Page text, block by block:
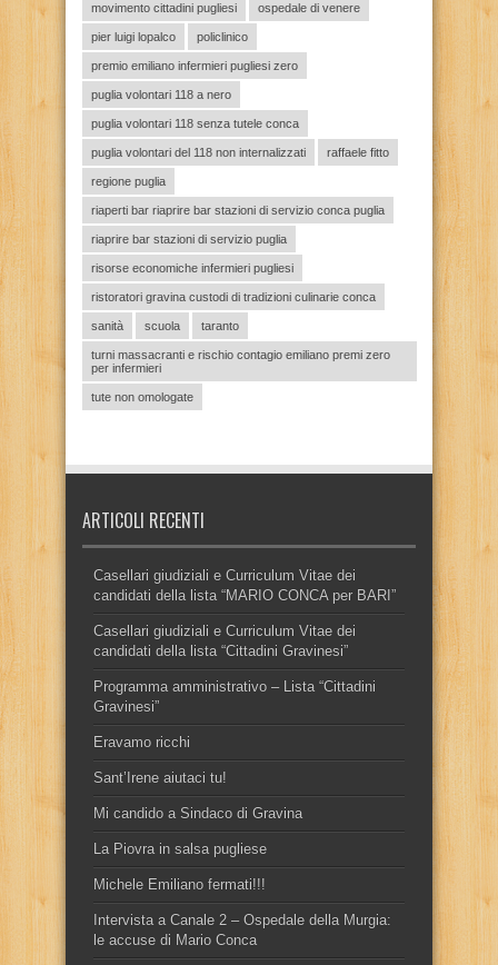
movimento cittadini pugliesi ospedale di venere
pier luigi lopalco policlinico
premio emiliano infermieri pugliesi zero
puglia volontari 118 a nero
puglia volontari 118 senza tutele conca
puglia volontari del 118 non internalizzati raffaele fitto
regione puglia
riaperti bar riaprire bar stazioni di servizio conca puglia
riaprire bar stazioni di servizio puglia
risorse economiche infermieri pugliesi
ristoratori gravina custodi di tradizioni culinarie conca
sanità scuola taranto
turni massacranti e rischio contagio emiliano premi zero
per infermieri
tute non omologate
ARTICOLI RECENTI
Casellari giudiziali e Curriculum Vitae dei
candidati della lista “MARIO CONCA per BARI”
Casellari giudiziali e Curriculum Vitae dei
candidati della lista “Cittadini Gravinesi”
Programma amministrativo – Lista “Cittadini
Gravinesi”
Eravamo ricchi
Sant’Irene aiutaci tu!
Mi candido a Sindaco di Gravina
La Piovra in salsa pugliese
Michele Emiliano fermati!!!
Intervista a Canale 2 – Ospedale della Murgia:
le accuse di Mario Conca